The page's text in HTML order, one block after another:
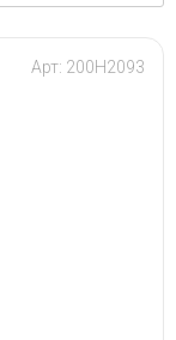
Арт: 200H2093